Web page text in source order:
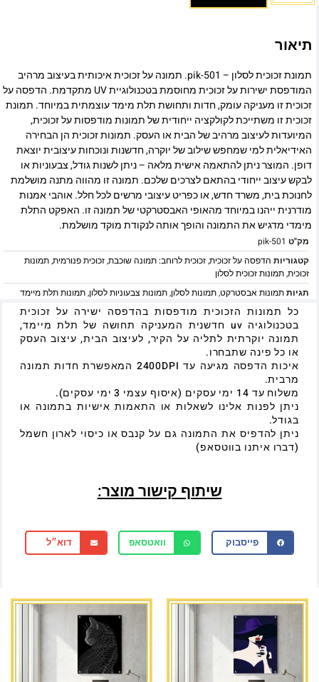
תיאור
תמונת זכוכית לסלון – pik-501. תמונה על זכוכית איכותית בעיצוב מרהיב
המודפסת ישירות על זכוכית מחוסמת בטכנולוגיית UV מתקדמת. הדפסה על
זכוכית זו מעניקה עומק, חדות ותחושת תלת מימד עוצמתית במיוחד. תמונת
זכוכית זו משתייכת לקולקציה ייחודית של תמונות מודפסות על זכוכית,
המיועדות לעיצוב מרהיב של הבית או העסק. תמונות זכוכית הן הבחירה
האידיאלית למי שמחפש שילוב של יוקרה, חדשנות ונוכחות עיצובית יוצאת
דופן. המוצר ניתן להתאמה אישית מלאה – ניתן לשנות גודל, צבעוניות או
לבקש עיצוב ייחודי בהתאם לצרכים שלכם. תמונה זו מהווה מתנה מושלמת
לחנוכת בית, משרד חדש, או כפריט עיצובי מרשים לכל חלל. אוהבי אמנות
מודרנית ייהנו במיוחד מהאופי האבסטרקטי של תמונה זו. האפקט התלת
מימדי מדגיש את התמונה והופך אותה לנקודת מוקד מושלמת.
מק"ט pik-501
קטגוריות הדפסה על זכוכית,זכוכית לרוחב: תמונה שוכבת,זכוכית פנורמית,תמונות
זכוכית,תמונות זכוכית לסלון
תגיותתמונות אבסטרקט,תמונות לסלון,תמונות צבעוניות לסלון,תמונות תלת מיימד
כל תמונות הזכוכית מודפסות בהדפסה ישירה על זכוכית
בטכנולוגיה uv חדשנית המעניקה תחושה של תלת מיימד,
תמונה יוקרתית לתליה על הקיר, לעיצוב הבית, עיצוב העסק
או כל פינה שתבחרו.
איכות הדפסה מגיעה עד 2400DPI המאפשרת חדות תמונה
מרבית.
משלוח עד 14 ימי עסקים (איסוף עצמי 3 ימי עסקים).
ניתן לפנות אלינו לשאלות או התאמות אישיות בתמונה או
בגודל.
ניתן להדפיס את התמונה גם על קנבס או כיסוי לארון חשמל
(דברו איתנו בווטסאפ)
שיתוף קישור מוצר:
פייסבוק וואטסאפ דוא״ל